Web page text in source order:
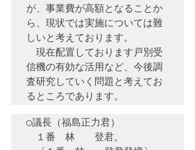
が、事業費が高額となることか
ら、現状では実施については難
しいと考えております。
現在配置しております戸別受
信機の有効な活用など、今後調
査研究していく問題と考えてお
○議長（福島正力君）
１番　林　　登君。